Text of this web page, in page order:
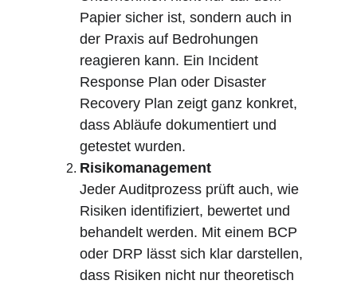
Papier sicher ist, sondern auch in
der Praxis auf Bedrohungen
reagieren kann. Ein Incident
Response Plan oder Disaster
Recovery Plan zeigt ganz konkret,
dass Abläufe dokumentiert und
getestet wurden.
Risikomanagement
Jeder Auditprozess prüft auch, wie
Risiken identifiziert, bewertet und
behandelt werden. Mit einem BCP
oder DRP lässt sich klar darstellen,
dass Risiken nicht nur theoretisch